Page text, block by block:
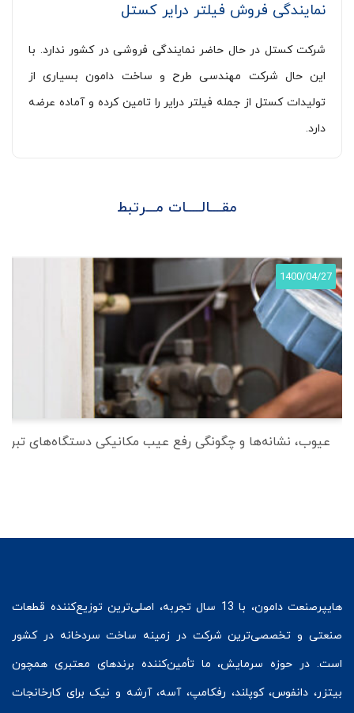
نمایندگی فروش فیلتر درایر کستل
شرکت کستل در حال حاضر نمایندگی فروشی در کشور ندارد. با
این حال شرکت مهندسی طرح و ساخت دامون بسیاری از
تولیدات کستل از جمله فیلتر درایر را تامین کرده و آماده عرضه
دارد.
مقــــالـــــات مـــرتبط
1400/04/27
عیوب، نشانه‌ها و چگونگی رفع عیب مکانیکی دستگاه‌های
هایپرصنعت
دامون، با 13 سال تجربه، اصلی‌ترین توزیع‌کننده قطعات
صنعتی و تخصصی‌ترین شرکت در زمینه ساخت سردخانه در کشور
است. در حوزه سرمایش، ما تأمین‌کننده برندهای معتبری همچون
بیتزر، دانفوس،کوپلند، رفکامپ، آسه، آرشه و نیک برای کارخانجات